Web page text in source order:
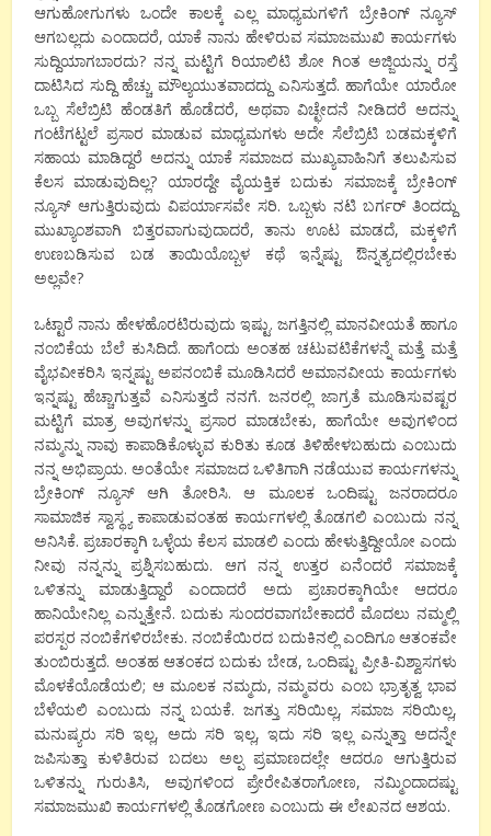
ಆಗುಹೋಗುಗಳು ಒಂದೇ ಕಾಲಕ್ಕೆ ಎಲ್ಲ ಮಾಧ್ಯಮಗಳಿಗೆ ಬ್ರೇಕಿಂಗ್ ನ್ಯೂಸ್
ಆಗಬಲ್ಲದು ಎಂದಾದರೆ, ಯಾಕೆ ನಾನು ಹೇಳಿರುವ ಸಮಾಜಮುಖಿ ಕಾರ್ಯಗಳು
ಸುದ್ದಿಯಾಗಬಾರದು? ನನ್ನ ಮಟ್ಟಿಗೆ ರಿಯಾಲಿಟಿ ಶೋ ಗಿಂತ ಅಜ್ಜಿಯನ್ನು ರಸ್ತೆ
ದಾಟಿಸಿದ ಸುದ್ದಿ ಹೆಚ್ಚು ಮೌಲ್ಯಯುತವಾದದ್ದು ಎನಿಸುತ್ತದೆ. ಹಾಗೆಯೇ ಯಾರೋ
ಒಬ್ಬ ಸೆಲೆಬ್ರಿಟಿ ಹೆಂಡತಿಗೆ ಹೊಡೆದರೆ, ಅಥವಾ ವಿಚ್ಛೇದನೆ ನೀಡಿದರೆ ಅದನ್ನು
ಗಂಟೆಗಟ್ಟಲೆ ಪ್ರಸಾರ ಮಾಡುವ ಮಾಧ್ಯಮಗಳು ಅದೇ ಸೆಲೆಬ್ರಿಟಿ ಬಡಮಕ್ಕಳಿಗೆ
ಸಹಾಯ ಮಾಡಿದ್ದರೆ ಅದನ್ನು ಯಾಕೆ ಸಮಾಜದ ಮುಖ್ಯವಾಹಿನಿಗೆ ತಲುಪಿಸುವ
ಕೆಲಸ ಮಾಡುವುದಿಲ್ಲ? ಯಾರದ್ದೇ ವೈಯಕ್ತಿಕ ಬದುಕು ಸಮಾಜಕ್ಕೆ ಬ್ರೇಕಿಂಗ್
ನ್ಯೂಸ್ ಆಗುತ್ತಿರುವುದು ವಿಪರ್ಯಾಸವೇ ಸರಿ. ಒಬ್ಬಳು ನಟಿ ಬರ್ಗರ್ ತಿಂದದ್ದು
ಮುಖ್ಯಾಂಶವಾಗಿ ಬಿತ್ತರವಾಗುವುದಾದರೆ, ತಾನು ಊಟ ಮಾಡದೆ, ಮಕ್ಕಳಿಗೆ
ಉಣಬಡಿಸುವ ಬಡ ತಾಯಿಯೊಬ್ಬಳ ಕಥೆ ಇನ್ನೆಷ್ಟು ಔನ್ನತ್ಯದಲ್ಲಿರಬೇಕು
ಅಲ್ಲವೇ?
ಒಟ್ಟಾರೆ ನಾನು ಹೇಳಹೊರಟಿರುವುದು ಇಷ್ಟು. ಜಗತ್ತಿನಲ್ಲಿ ಮಾನವೀಯತೆ ಹಾಗೂ
ನಂಬಿಕೆಯ ಬೆಲೆ ಕುಸಿದಿದೆ. ಹಾಗೆಂದು ಅಂತಹ ಚಟುವಟಿಕೆಗಳನ್ನೆ ಮತ್ತೆ ಮತ್ತೆ
ವೈಭವೀಕರಿಸಿ ಇನ್ನಷ್ಟು ಅಪನಂಬಿಕೆ ಮೂಡಿಸಿದರೆ ಅಮಾನವೀಯ ಕಾರ್ಯಗಳು
ಇನ್ನಷ್ಟು ಹೆಚ್ಚಾಗುತ್ತವೆ ಎನಿಸುತ್ತದೆ ನನಗೆ. ಜನರಲ್ಲಿ ಜಾಗ್ರತೆ ಮೂಡಿಸುವಷ್ಟರ
ಮಟ್ಟಿಗೆ ಮಾತ್ರ ಅವುಗಳನ್ನು ಪ್ರಸಾರ ಮಾಡಬೇಕು, ಹಾಗೆಯೇ ಅವುಗಳಿಂದ
ನಮ್ಮನ್ನು ನಾವು ಕಾಪಾಡಿಕೊಳ್ಳುವ ಕುರಿತು ಕೂಡ ತಿಳಿಹೇಳಬಹುದು ಎಂಬುದು
ನನ್ನ ಅಭಿಪ್ರಾಯ. ಅಂತೆಯೇ ಸಮಾಜದ ಒಳಿತಿಗಾಗಿ ನಡೆಯುವ ಕಾರ್ಯಗಳನ್ನು
ಬ್ರೇಕಿಂಗ್ ನ್ಯೂಸ್ ಆಗಿ ತೋರಿಸಿ. ಆ ಮೂಲಕ ಒಂದಿಷ್ಟು ಜನರಾದರೂ
ಸಾಮಾಜಿಕ ಸ್ವಾಸ್ಥ್ಯ ಕಾಪಾಡುವಂತಹ ಕಾರ್ಯಗಳಲ್ಲಿ ತೊಡಗಲಿ ಎಂಬುದು ನನ್ನ
ಅನಿಸಿಕೆ. ಪ್ರಚಾರಕ್ಕಾಗಿ ಒಳ್ಳೆಯ ಕೆಲಸ ಮಾಡಲಿ ಎಂದು ಹೇಳುತ್ತಿದ್ದೀಯೋ ಎಂದು
ನೀವು ನನ್ನನ್ನು ಪ್ರಶ್ನಿಸಬಹುದು. ಆಗ ನನ್ನ ಉತ್ತರ ಏನೆಂದರೆ ಸಮಾಜಕ್ಕೆ
ಒಳಿತನ್ನು ಮಾಡುತ್ತಿದ್ದಾರೆ ಎಂದಾದರೆ ಅದು ಪ್ರಚಾರಕ್ಕಾಗಿಯೇ ಆದರೂ
ಹಾನಿಯೇನಿಲ್ಲ ಎನ್ನುತ್ತೇನೆ. ಬದುಕು ಸುಂದರವಾಗಬೇಕಾದರೆ ಮೊದಲು ನಮ್ಮಲ್ಲಿ
ಪರಸ್ಪರ ನಂಬಿಕೆಗಳಿರಬೇಕು. ನಂಬಿಕೆಯಿರದ ಬದುಕಿನಲ್ಲಿ ಎಂದಿಗೂ ಆತಂಕವೇ
ತುಂಬಿರುತ್ತದೆ. ಅಂತಹ ಆತಂಕದ ಬದುಕು ಬೇಡ, ಒಂದಿಷ್ಟು ಪ್ರೀತಿ-ವಿಶ್ವಾಸಗಳು
ಮೊಳಕೆಯೊಡೆಯಲಿ; ಆ ಮೂಲಕ ನಮ್ಮದು, ನಮ್ಮವರು ಎಂಬ ಭ್ರಾತೃತ್ವ ಭಾವ
ಬೆಳೆಯಲಿ ಎಂಬುದು ನನ್ನ ಬಯಕೆ. ಜಗತ್ತು ಸರಿಯಿಲ್ಲ, ಸಮಾಜ ಸರಿಯಿಲ್ಲ,
ಮನುಷ್ಯರು ಸರಿ ಇಲ್ಲ, ಅದು ಸರಿ ಇಲ್ಲ, ಇದು ಸರಿ ಇಲ್ಲ ಎನ್ನುತ್ತಾ ಅದನ್ನೇ
ಜಪಿಸುತ್ತಾ ಕುಳಿತಿರುವ ಬದಲು ಅಲ್ಪ ಪ್ರಮಾಣದಲ್ಲೇ ಆದರೂ ಆಗುತ್ತಿರುವ
ಒಳಿತನ್ನು ಗುರುತಿಸಿ, ಅವುಗಳಿಂದ ಪ್ರೇರೇಪಿತರಾಗೋಣ, ನಮ್ಮಿಂದಾದಷ್ಟು
ಸಮಾಜಮುಖಿ ಕಾರ್ಯಗಳಲ್ಲಿ ತೊಡಗೋಣ ಎಂಬುದು ಈ ಲೇಖನದ ಆಶಯ.